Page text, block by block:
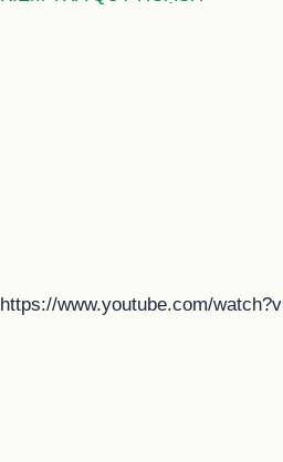
https://www.youtube.com/